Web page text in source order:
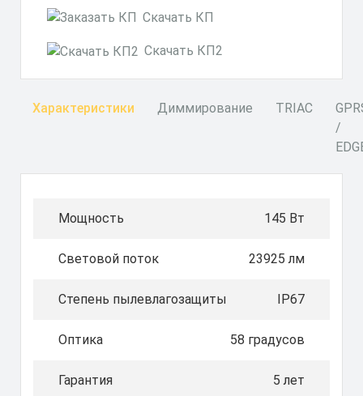
Скачать КП
Скачать КП2
Характеристики Диммирование TRIAC
/
Мощность 145 Вт
Световой поток 23925 лм
Степень пылевлагозащиты IP67
Оптика 58 градусов
Гарантия 5 лет